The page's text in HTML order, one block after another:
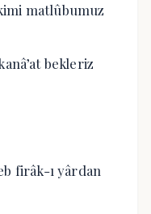
matlûbumuz
bekleriz
firâk-ı yârdan